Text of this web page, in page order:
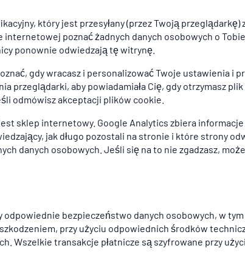
który jest przesyłany (przez Twoją
poznać żadnych danych osobowych o
ponownie odwiedzają tę witrynę.
gdy wracasz i personalizować Twoje ustawienia
przeglądarki, aby powiadamiała Cię, gdy otrzymasz
odmówisz akceptacji plików cookie.
sklep internetowy. Google Analytics zbiera
jak długo pozostali na stronie i które strony
danych osobowych. Jeśli się na to nie zgadzasz,
bezpieczeństwo danych osobowych, w
przy użyciu odpowiednich środków
Wszelkie transakcje płatnicze są szyfrowane przy